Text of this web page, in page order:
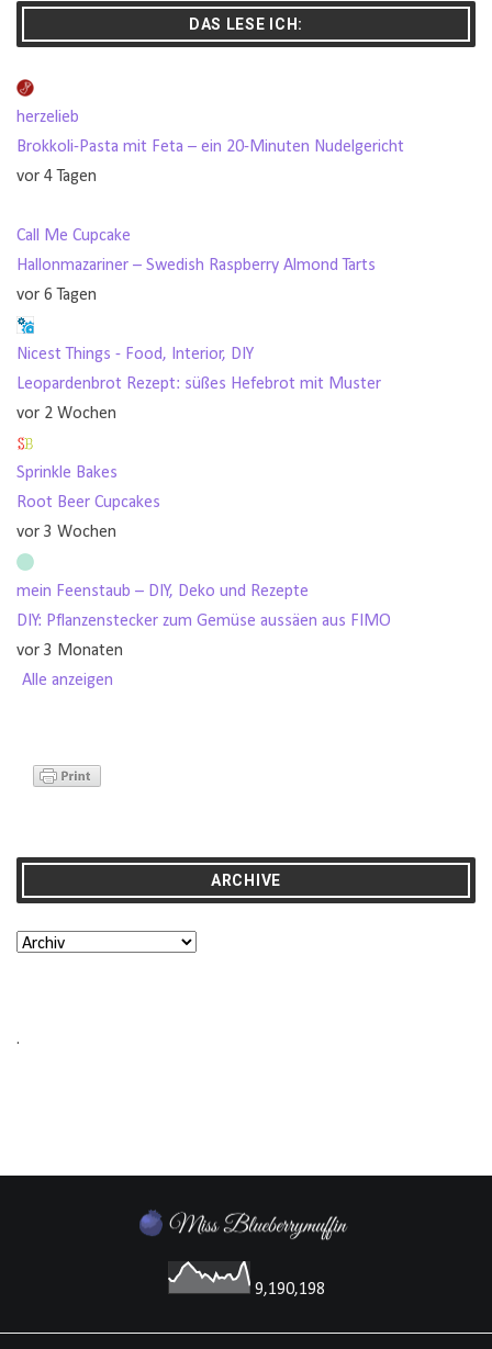
DAS LESE ICH:
herzelieb
Brokkoli-Pasta mit Feta – ein 20-Minuten Nudelgericht
vor 4 Tagen
Call Me Cupcake
Hallonmazariner – Swedish Raspberry Almond Tarts
vor 6 Tagen
Nicest Things - Food, Interior, DIY
Leopardenbrot Rezept: süßes Hefebrot mit Muster
vor 2 Wochen
Sprinkle Bakes
Root Beer Cupcakes
vor 3 Wochen
mein Feenstaub – DIY, Deko und Rezepte
DIY: Pflanzenstecker zum Gemüse aussäen aus FIMO
vor 3 Monaten
Alle anzeigen
ARCHIVE
.
9,190,198